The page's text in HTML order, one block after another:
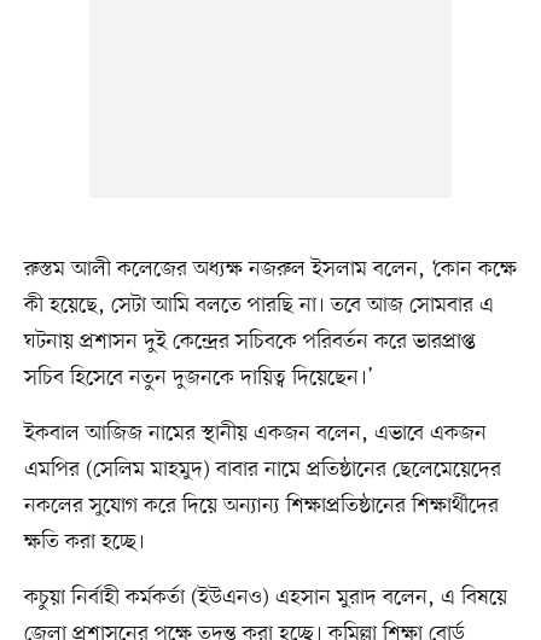
রুস্তম আলী কলেজের অধ্যক্ষ নজরুল ইসলাম বলেন, ‘কোন কক্ষে
কী হয়েছে, সেটা আমি বলতে পারছি না। তবে আজ সোমবার এ
ঘটনায় প্রশাসন দুই কেন্দ্রের সচিবকে পরিবর্তন করে ভারপ্রাপ্ত
সচিব হিসেবে নতুন দুজনকে দায়িত্ব দিয়েছেন।’
ইকবাল আজিজ নামের স্থানীয় একজন বলেন, এভাবে একজন
এমপির (সেলিম মাহমুদ) বাবার নামে প্রতিষ্ঠানের ছেলেমেয়েদের
নকলের সুযোগ করে দিয়ে অন্যান্য শিক্ষাপ্রতিষ্ঠানের শিক্ষার্থীদের
ক্ষতি করা হচ্ছে।
কচুয়া নির্বাহী কর্মকর্তা (ইউএনও) এহসান মুরাদ বলেন, এ বিষয়ে